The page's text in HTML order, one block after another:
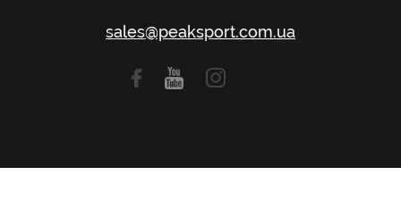
sales@peaksport.com.ua